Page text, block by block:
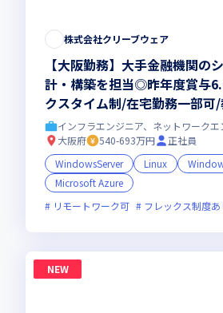
株式会社クリーブウェア
【大阪勤務】大手金融機関の
計・構築を担当◎昨年度賞与
クスタイム制/在宅勤務一部可
インフラエンジニア、ネットワークエ
大阪府
540-693万円
正社員
WindowsServer
Linux
Microsoft Azure
リモートワーク可
フレックス制度あ
NEW